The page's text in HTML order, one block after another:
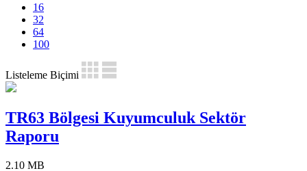
16
32
64
100
Listeleme Biçimi
TR63 Bölgesi Kuyumculuk Sektör
Raporu
2.10 MB